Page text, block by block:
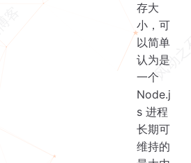
存大
小，可
以简单
认为是
一个
Node.j
s 进程
长期可
维持的